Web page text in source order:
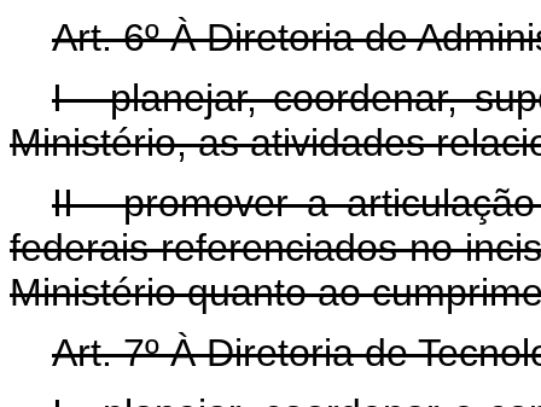
Art. 6º À Diretoria de
I - planejar, coordenar,
Ministério, as atividades
II - promover a
federais referenciados no
Ministério quanto ao
Art. 7º À Diretoria de